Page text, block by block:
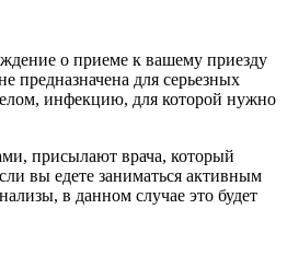
о приеме к вашему приезду
предназначена для серьезных
инфекцию, для которой нужно
присылают врача, который
вы едете заниматься активным
в данном случае это будет